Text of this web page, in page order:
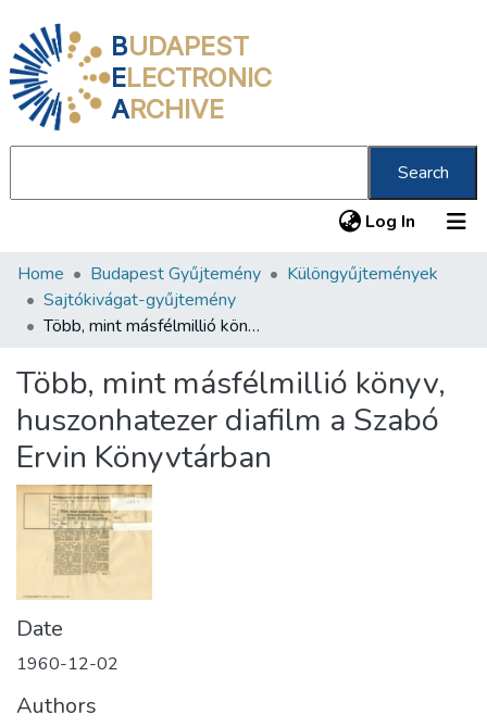
BUDAPEST
ELECTRONIC
ARCHIVE
Search
Log In (current)
Communities & Collections
All of DSpace
About us
Home Budapest Gyűjtemény
Különgyűjtemények
Sajtókivágat-gyűjtemény
Több, mint másfélmillió könyv, huszonhatezer diafilm a Szabó Ervin Könyvtárban
Több, mint másfélmillió könyv,
huszonhatezer diafilm a Szabó
Ervin Könyvtárban
Date
1960-12-02
Authors